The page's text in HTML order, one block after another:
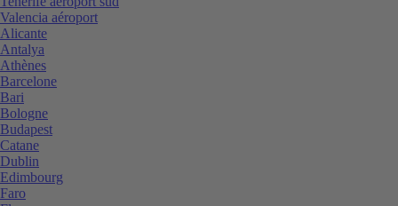
Valencia aéroport
Alicante
Antalya
Athènes
Barcelone
Bari
Bologne
Budapest
Catane
Dublin
Edimbourg
Faro